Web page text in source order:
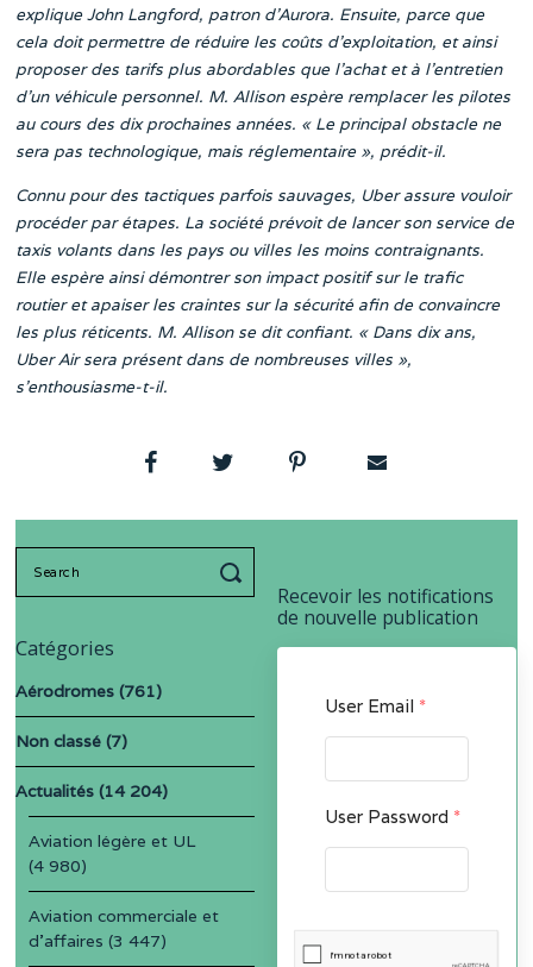
explique John Langford, patron d’Aurora. Ensuite, parce que
cela doit permettre de réduire les coûts d’exploitation, et ainsi
proposer des tarifs plus abordables que l’achat et à l’entretien
d’un véhicule personnel. M. Allison espère remplacer les pilotes
au cours des dix prochaines années. « Le principal obstacle ne
sera pas technologique, mais réglementaire », prédit-il.
Connu pour des tactiques parfois sauvages, Uber assure vouloir
procéder par étapes. La société prévoit de lancer son service de
taxis volants dans les pays ou villes les moins contraignants.
Elle espère ainsi démontrer son impact positif sur le trafic
routier et apaiser les craintes sur la sécurité afin de convaincre
les plus réticents. M. Allison se dit confiant. « Dans dix ans,
Uber Air sera présent dans de nombreuses villes »,
s’enthousiasme-t-il.
Recevoir les notifications
de nouvelle publication
User Email *
User Password *
Catégories
Aérodromes (761)
Non classé (7)
Actualités (14 204)
Aviation légère et UL
(4 980)
Aviation commerciale et
d'affaires (3 447)